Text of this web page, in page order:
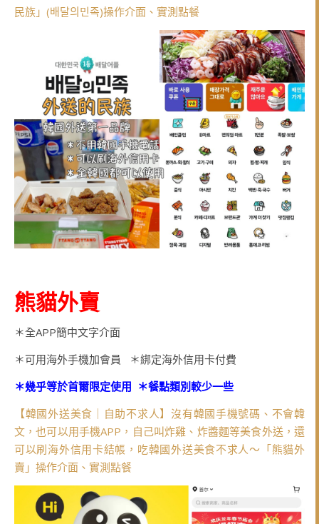
民族」(배달의민족)操作介面、實測點餐
熊貓外賣
＊全APP簡中文字介面
＊可用海外手機加會員 ＊綁定海外信用卡付費
＊幾乎等於首爾限定使用 ＊餐點類別較少一些
【韓國外送美食｜自助不求人】沒有韓國手機號碼、不會韓
文，也可以用手機APP，自己叫炸雞、炸醬麵等美食外送，還
可以刷海外信用卡結帳，吃韓國外送美食不求人～「熊貓外
賣」操作介面、實測點餐